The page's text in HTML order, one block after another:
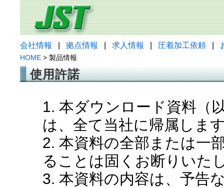
会社情報 拠点情報 求人情報 圧着加工依頼
HOME > 製品情報
使用許諾
1. 本ダウンロード資料（
は、全て当社に帰属しま
2. 本資料の全部または一
ることは固くお断りいた
3. 本資料の内容は、予告